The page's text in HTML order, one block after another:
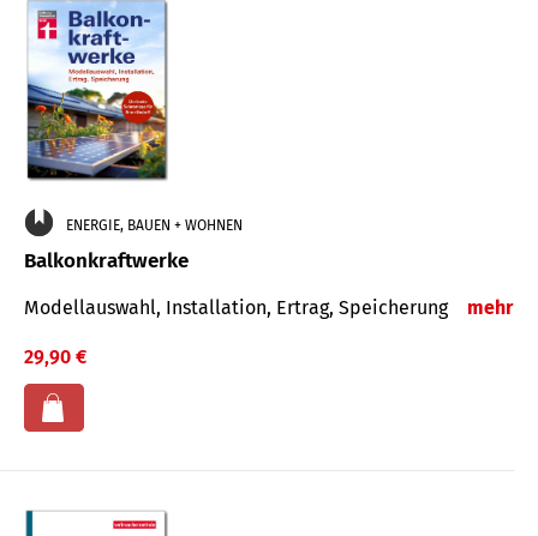
ENERGIE, BAUEN + WOHNEN
Balkonkraftwerke
Modellauswahl, Installation, Ertrag, Speicherung mehr
29,90 €